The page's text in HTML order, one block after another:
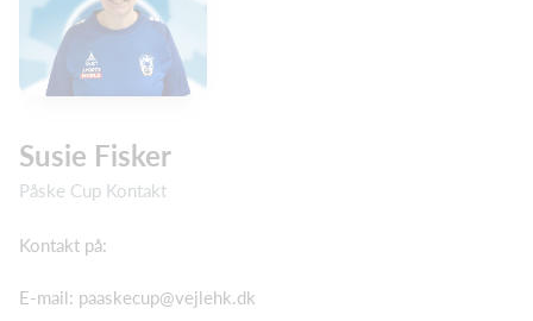
Susie Fisker
Påske Cup Kontakt
Kontakt på:
E-mail: paaskecup@vejlehk.dk